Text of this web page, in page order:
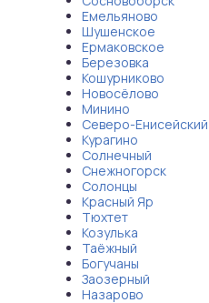
Емельяново
Шушенское
Ермаковское
Березовка
Кошурниково
Новосёлово
Минино
Северо-Енисейский
Курагино
Солнечный
Снежногорск
Солонцы
Красный Яр
Тюхтет
Козулька
Таёжный
Богучаны
Заозерный
Назарово